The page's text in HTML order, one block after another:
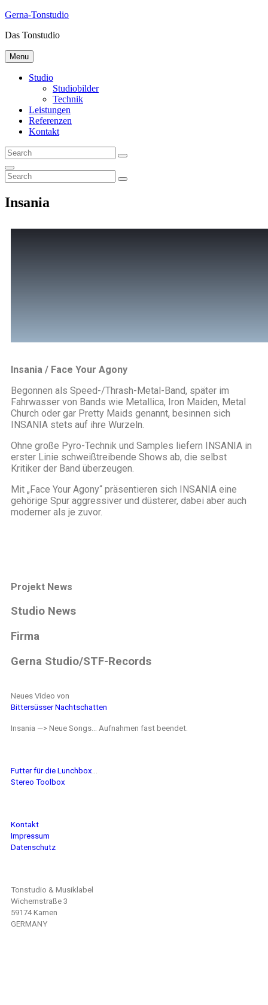
Gerna-Tonstudio
Das Tonstudio
Menu
Studio
Studiobilder
Technik
Leistungen
Referenzen
Kontakt
Insania
Insania / Face Your Agony
Begonnen als Speed-/Thrash-Metal-Band, später im
Fahrwasser von Bands wie Metallica, Iron Maiden, Metal
Church oder gar Pretty Maids genannt, besinnen sich
INSANIA stets auf ihre Wurzeln.
Ohne große Pyro-Technik und Samples liefern INSANIA in
erster Linie schweißtreibende Shows ab, die selbst
Kritiker der Band überzeugen.
Mit „Face Your Agony“ präsentieren sich INSANIA eine
gehörige Spur aggressiver und düsterer, dabei aber auch
moderner als je zuvor.
Projekt News
Studio News
Firma
Gerna Studio/STF-Records
Neues Video von
Bittersüsser Nachtschatten
Insania —> Neue Songs… Aufnahmen fast beendet.
Futter für die Lunchbox
Stereo Toolbox
Kontakt
Impressum
Datenschutz
Tonstudio & Musiklabel
Wichernstraße 3
59174 Kamen
GERMANY